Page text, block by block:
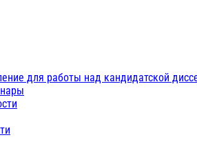
для работы над кандидатской